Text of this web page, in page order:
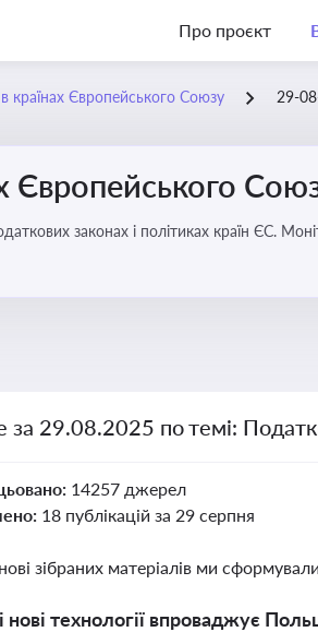
Про проєкт
країнах Європейського Союзу 29-
Європейського
законах і політиках країн ЄС.
за 29.08.2025 по темі:
14257 джерел
18 публікацій за 29 серпня
зібраних матеріалів ми
нові технології впроваджує